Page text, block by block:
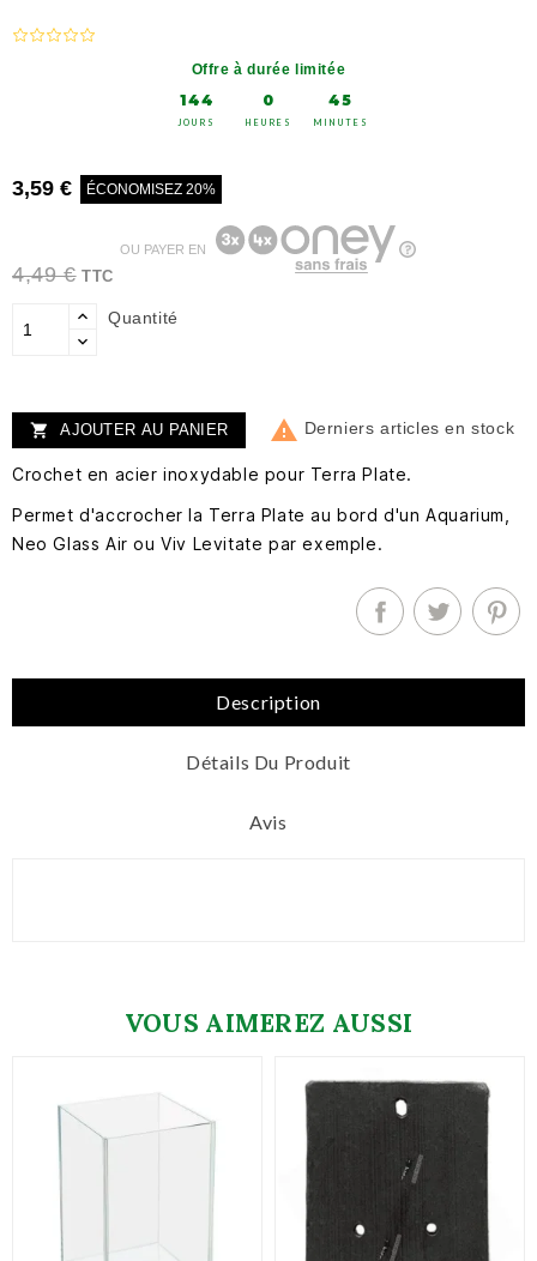
Offre à durée limitée
144
JOURS
0
HEURES
45
MINUTES
3,59 € ÉCONOMISEZ 20%
4,49 € TTC
OU PAYER EN
Quantité
 AJOUTER AU PANIER  Derniers articles en stock
Crochet en acier inoxydable pour Terra Plate.
Permet d'accrocher la Terra Plate au bord d'un Aquarium,
Neo Glass Air ou Viv Levitate par exemple.
Description
Détails Du Produit
Avis
VOUS AIMEREZ AUSSI